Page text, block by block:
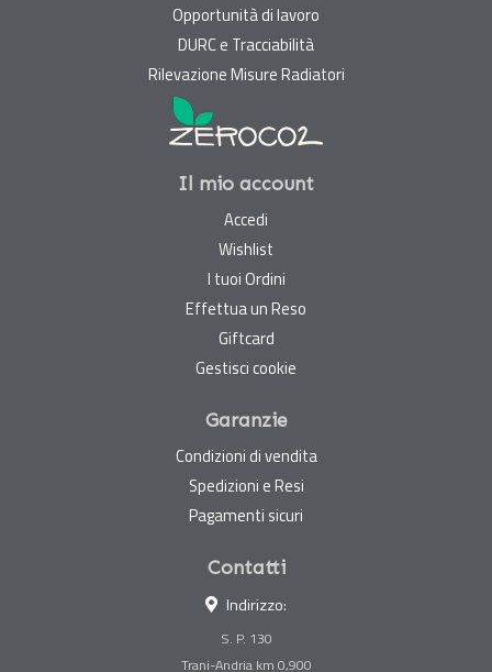
Opportunità di lavoro
DURC e Tracciabilità
Rilevazione Misure Radiatori
Il mio account
Accedi
Wishlist
I tuoi Ordini
Effettua un Reso
Giftcard
Gestisci cookie
Garanzie
Condizioni di vendita
Spedizioni e Resi
Pagamenti sicuri
Contatti
Indirizzo:
S. P. 130
Trani-Andria km 0,900